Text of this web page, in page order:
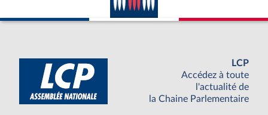
LCP
Accédez à toute
l'actualité de
la Chaine Parlementaire